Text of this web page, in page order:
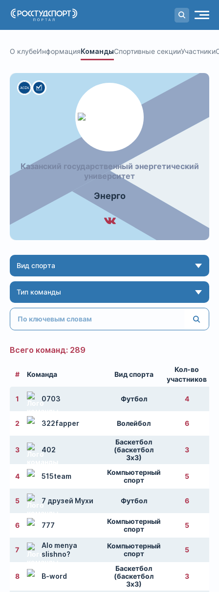
Порталстуденческого спорта
О клубеИнформацияКомандыСпортивные секцииУчастники
Казанский государственный энергетический
университет
Энерго
Вид спорта
Тип команды
Всего команд: 289
# Команда Вид спорта
Кол-во
участников
1 0703 Футбол 4
2 322fapper Волейбол 6
3 402
Баскетбол
(баскетбол
3х3)
3
4 515team
Компьютерный
спорт
5
5 7 друзей Мухи Футбол 6
6 777
Компьютерный
спорт
5
7
Alo menya
slishno?
Компьютерный
спорт
5
8 B-word
Баскетбол
(баскетбол
3х3)
3